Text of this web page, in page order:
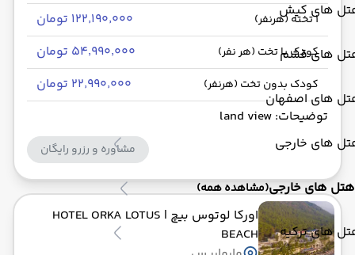
های کیش
های قشم
های اصفهان
های خارجی
هتل های خارجی(مشاهده همه)
های ترکیه
1 تخته (هرنفر) ۱۲۲٬۱۹۰٬۰۰۰ تومان
کودک با تخت (هر نفر) ۵۴٬۹۹۰٬۰۰۰ تومان
کودک بدون تخت (هرنفر)
۲۲٬۹۹۰٬۰۰۰ تومان
توضیحات: land view
مشاوره و رزرو رایگان
اورکا لوتوس بیچ | HOTEL ORKA LOTUS
BEACH